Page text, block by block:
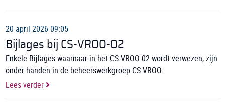
20 april 2026 09:05
Bijlages bij CS-VROO-02
Enkele Bijlages waarnaar in het CS-VROO-02 wordt verwezen, zijn
onder handen in de beheerswerkgroep CS-VROO.
Lees verder